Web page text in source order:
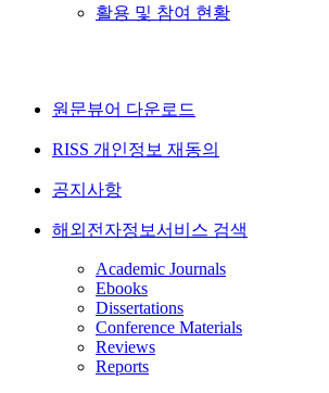
활용 및 참여 현황
원문뷰어 다운로드
RISS 개인정보 재동의
공지사항
해외전자정보서비스 검색
Academic Journals
Ebooks
Dissertations
Conference Materials
Reviews
Reports